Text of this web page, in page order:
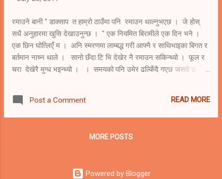
जस्तो लाग्छ । दिमागका कोशीकाहरुलाई धेरै कसरत परेको थिय...
रमाउने बानी " डाक्साप त हाम्रो ठाउँमा पनि रमाउन थाल्नुभएछ । जे होस्
सधै अनुहारमा खुसि देखाउनुन्छ । " एक नियमित बिरामीले एक दिन भने ।
एक छिन घोत्लिएँ म । अनि स्मरणमा लाम्बद्ध गरी आफ्नै र साथिभाइका बिगत र
बर्तमान नाच्न थाले । सानो छँदा टि भि देखेर नै रमाउन सकिन्थ्यो । फूल र
चरा देखेरै मुग्ध भइन्थ्यो । । समयको पनि उमेर ढल्किँदै गएछ जस्तो छ ।
रमाइन्थ्यो । सुन्दर र सितल बातावरण । सबै तनाब हरण हुने । आफ्नै उमेर
हो कि समय र परिस्थिती हो । चित्त बुझाएर रमाउने भएको हो कि चित्त प्रफुल्ल
ठाउँको । राज्यलाई पनि म रमाइरहेकै र भुलिरहेकै मानिरहेको होला जस्तो लाग्छ
Post a Comment READ MORE
MORE POSTS
Powered by Blogger